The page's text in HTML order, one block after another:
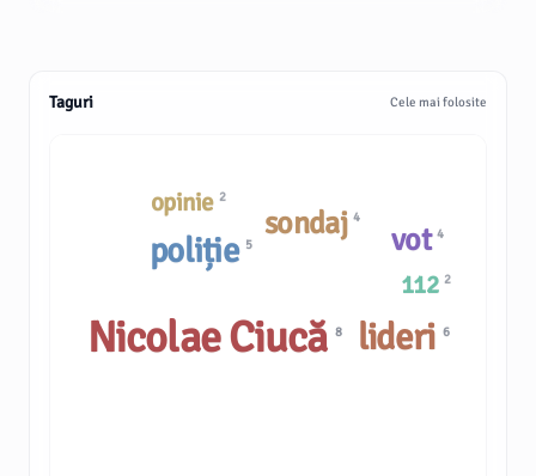
Taguri Cele mai folosite
opinie 2
poliție 5
sondaj4
lideri 6
112 2
Nicolae Ciucă8
vot4